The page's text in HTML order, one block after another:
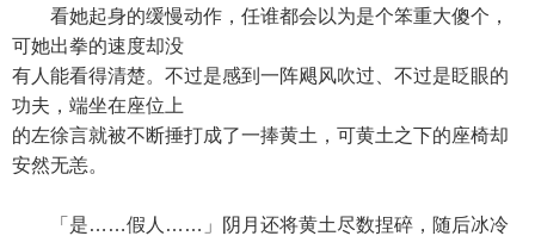
看她起身的缓慢动作，任谁都会以为是个笨重大傻个，
可她出拳的速度却没
有人能看得清楚。不过是感到一阵飓风吹过、不过是眨眼的
功夫，端坐在座位上
的左徐言就被不断捶打成了一捧黄土，可黄土之下的座椅却
安然无恙。
「是……假人……」阴月还将黄土尽数捏碎，随后冰冷